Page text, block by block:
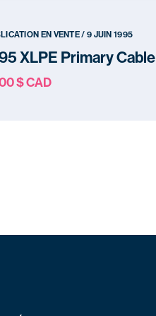
EN VENTE / 9 JUIN 1995
XLPE Primary
$ CAD